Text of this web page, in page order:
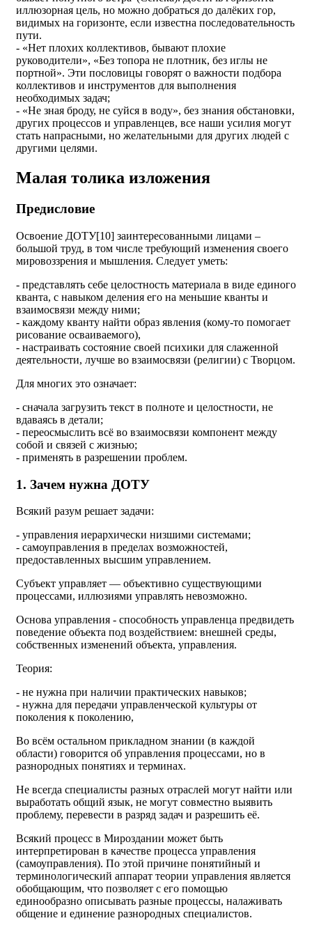
иллюзорная цель, но можно добраться до далёких гор,
видимых на горизонте, если известна последовательность
пути.
- «Нет плохих коллективов, бывают плохие
руководители», «Без топора не плотник, без иглы не
портной». Эти пословицы говорят о важности подбора
коллективов и инструментов для выполнения
необходимых задач;
- «Не зная броду, не суйся в воду», без знания обстановки,
других процессов и управленцев, все наши усилия могут
стать напрасными, но желательными для других людей с
другими целями.
Малая толика изложения
Предисловие
Освоение ДОТУ[10] заинтересованными лицами –
большой труд, в том числе требующий изменения своего
мировоззрения и мышления. Следует уметь:
- представлять себе целостность материала в виде единого
кванта, с навыком деления его на меньшие кванты и
взаимосвязи между ними;
- каждому кванту найти образ явления (кому-то помогает
рисование осваиваемого),
- настраивать состояние своей психики для слаженной
деятельности, лучше во взаимосвязи (религии) с Творцом.
Для многих это означает:
- сначала загрузить текст в полноте и целостности, не
вдаваясь в детали;
- переосмыслить всё во взаимосвязи компонент между
собой и связей с жизнью;
- применять в разрешении проблем.
1. Зачем нужна ДОТУ
Всякий разум решает задачи:
- управления иерархически низшими системами;
- самоуправления в пределах возможностей,
предоставленных высшим управлением.
Субъект управляет — объективно существующими
процессами, иллюзиями управлять невозможно.
Основа управления - способность управленца предвидеть
поведение объекта под воздействием: внешней среды,
собственных изменений объекта, управления.
Теория:
- не нужна при наличии практических навыков;
- нужна для передачи управленческой культуры от
поколения к поколению,
Во всём остальном прикладном знании (в каждой
области) говорится об управления процессами, но в
разнородных понятиях и терминах.
Не всегда специалисты разных отраслей могут найти или
выработать общий язык, не могут совместно выявить
проблему, перевести в разряд задач и разрешить её.
Всякий процесс в Мироздании может быть
интерпретирован в качестве процесса управления
(самоуправления). По этой причине понятийный и
терминологический аппарат теории управления является
обобщающим, что позволяет с его помощью
единообразно описывать разные процессы, налаживать
общение и единение разнородных специалистов.